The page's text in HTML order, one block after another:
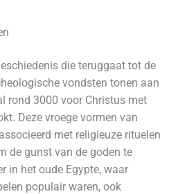
die teruggaat tot de
vondsten tonen aan
rond 3000 voor Christus met
Deze vroege vormen van
met religieuze rituelen
de gunst van de goden te
in het oude Egypte, waar
populair waren, ook